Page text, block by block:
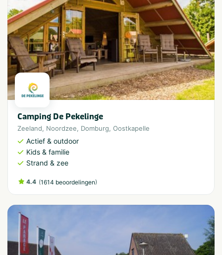
Camping De Pekelinge
Zeeland, Noordzee, Domburg, Oostkapelle
Actief & outdoor
Kids & familie
Strand & zee
4.4 (1614 beoordelingen)